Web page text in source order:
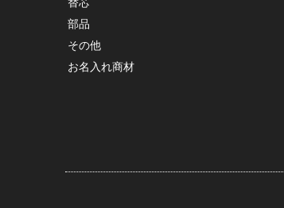
部品
その他
お名入れ商材